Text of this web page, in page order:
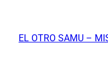
contenido
EL OTRO SAMU –